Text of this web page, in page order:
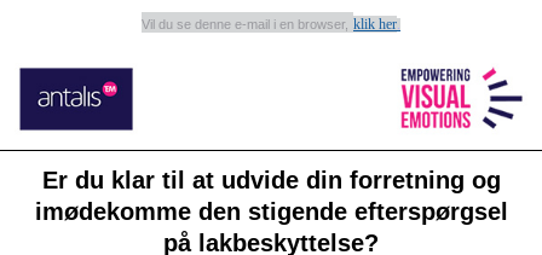
Vil du se denne e-mail i en browser, klik her
Er du klar til at udvide din forretning og
imødekomme den stigende efterspørgsel
på lakbeskyttelse?